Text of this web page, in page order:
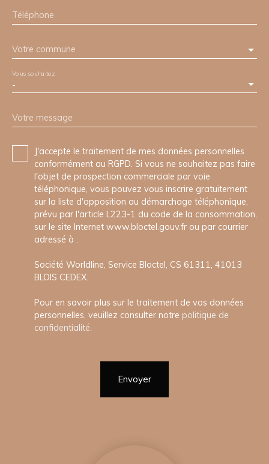
Téléphone
Votre commune
-
Vous souhaitez
Votre message
J'accepte le traitement de mes données personnelles
conformément au RGPD. Si vous ne souhaitez pas faire
l'objet de prospection commerciale par voie
téléphonique, vous pouvez vous inscrire gratuitement
sur la liste d'opposition au démarchage téléphonique,
prévu par l'article L223-1 du code de la consommation,
sur le site Internet www.bloctel.gouv.fr ou par courrier
adressé à :
Société Worldline, Service Bloctel, CS 61311, 41013
BLOIS CEDEX.
Pour en savoir plus sur le traitement de vos données
personnelles, veuillez consulter notre politique de
confidentialité.
Envoyer